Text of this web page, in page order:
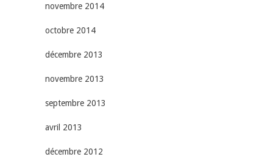
novembre 2014
octobre 2014
décembre 2013
novembre 2013
septembre 2013
avril 2013
décembre 2012